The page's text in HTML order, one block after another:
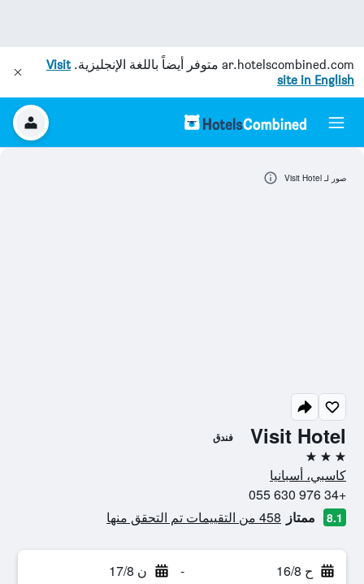
ar.hotelscombined.com متوفر أيضاً باللغة الإنجليزية.Visit
site in English
Visit Hotel فندق
3 نجوم
كاسبي، أسبانيا
+34 976 630 055
8.1 ممتاز 458 من التقييمات تم التحقق منها
ح 16/8 - ن 17/8
صور لـ Visit Hotel